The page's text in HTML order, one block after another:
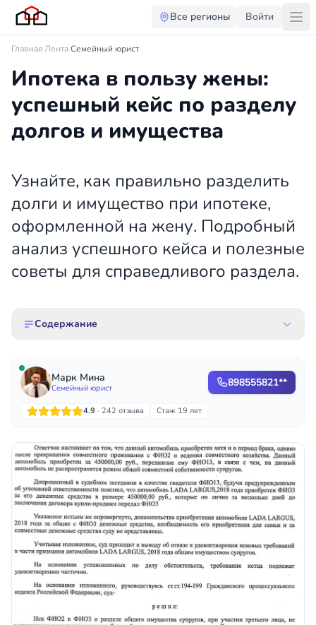
Все регионы Войти
Главная·Лента·Семейный юрист
Ипотека в пользу жены:
успешный кейс по разделу
долгов и имущества
Узнайте, как правильно разделить
долги и имущество при ипотеке,
оформленной на жену. Подробный
анализ успешного кейса и полезные
советы для справедливого раздела.
Содержание
Марк Мина
Семейный юрист 898555821**
4.9 · 242 отзыва Стаж 19 лет